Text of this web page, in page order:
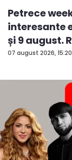
07 august 2026, 15:20
Petrece
interesante
și 9 august.